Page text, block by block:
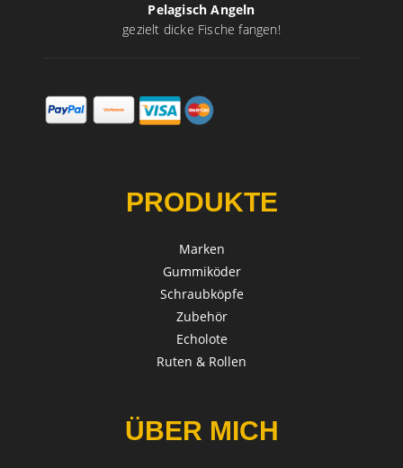
Pelagisch Angeln
gezielt dicke Fische fangen!
PRODUKTE
Marken
Gummiköder
Schraubköpfe
Zubehör
Echolote
Ruten & Rollen
ÜBER MICH